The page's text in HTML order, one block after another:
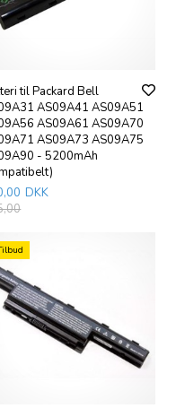
til Packard Bell
AS09A41 AS09A51
AS09A61 AS09A70
AS09A73 AS09A75
- 5200mAh
DKK